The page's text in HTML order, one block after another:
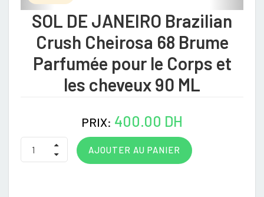
SOL DE JANEIRO Brazilian
Crush Cheirosa 68 Brume
Parfumée pour le Corps et
les cheveux 90 ML
PRIX: 400.00 DH
AJOUTER AU PANIER